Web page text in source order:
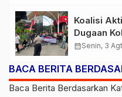
Koalisi
Dugaan
Timur,
Diperiksa
calendar_monthSenin, 3
BACA BERITA
Baca Berita Berdasarkan